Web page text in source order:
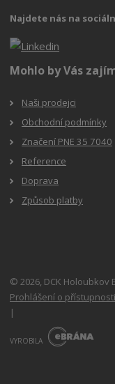
Najdete nás na
Mohlo by Vás
Naši prodejci
Obchodní podmínky
Značení PNE 35 7040
Reference
Doprava
Způsob platby
© 2026, DCK Holoubkov
Prohlášení o přístupnosti
|
VYROBILA